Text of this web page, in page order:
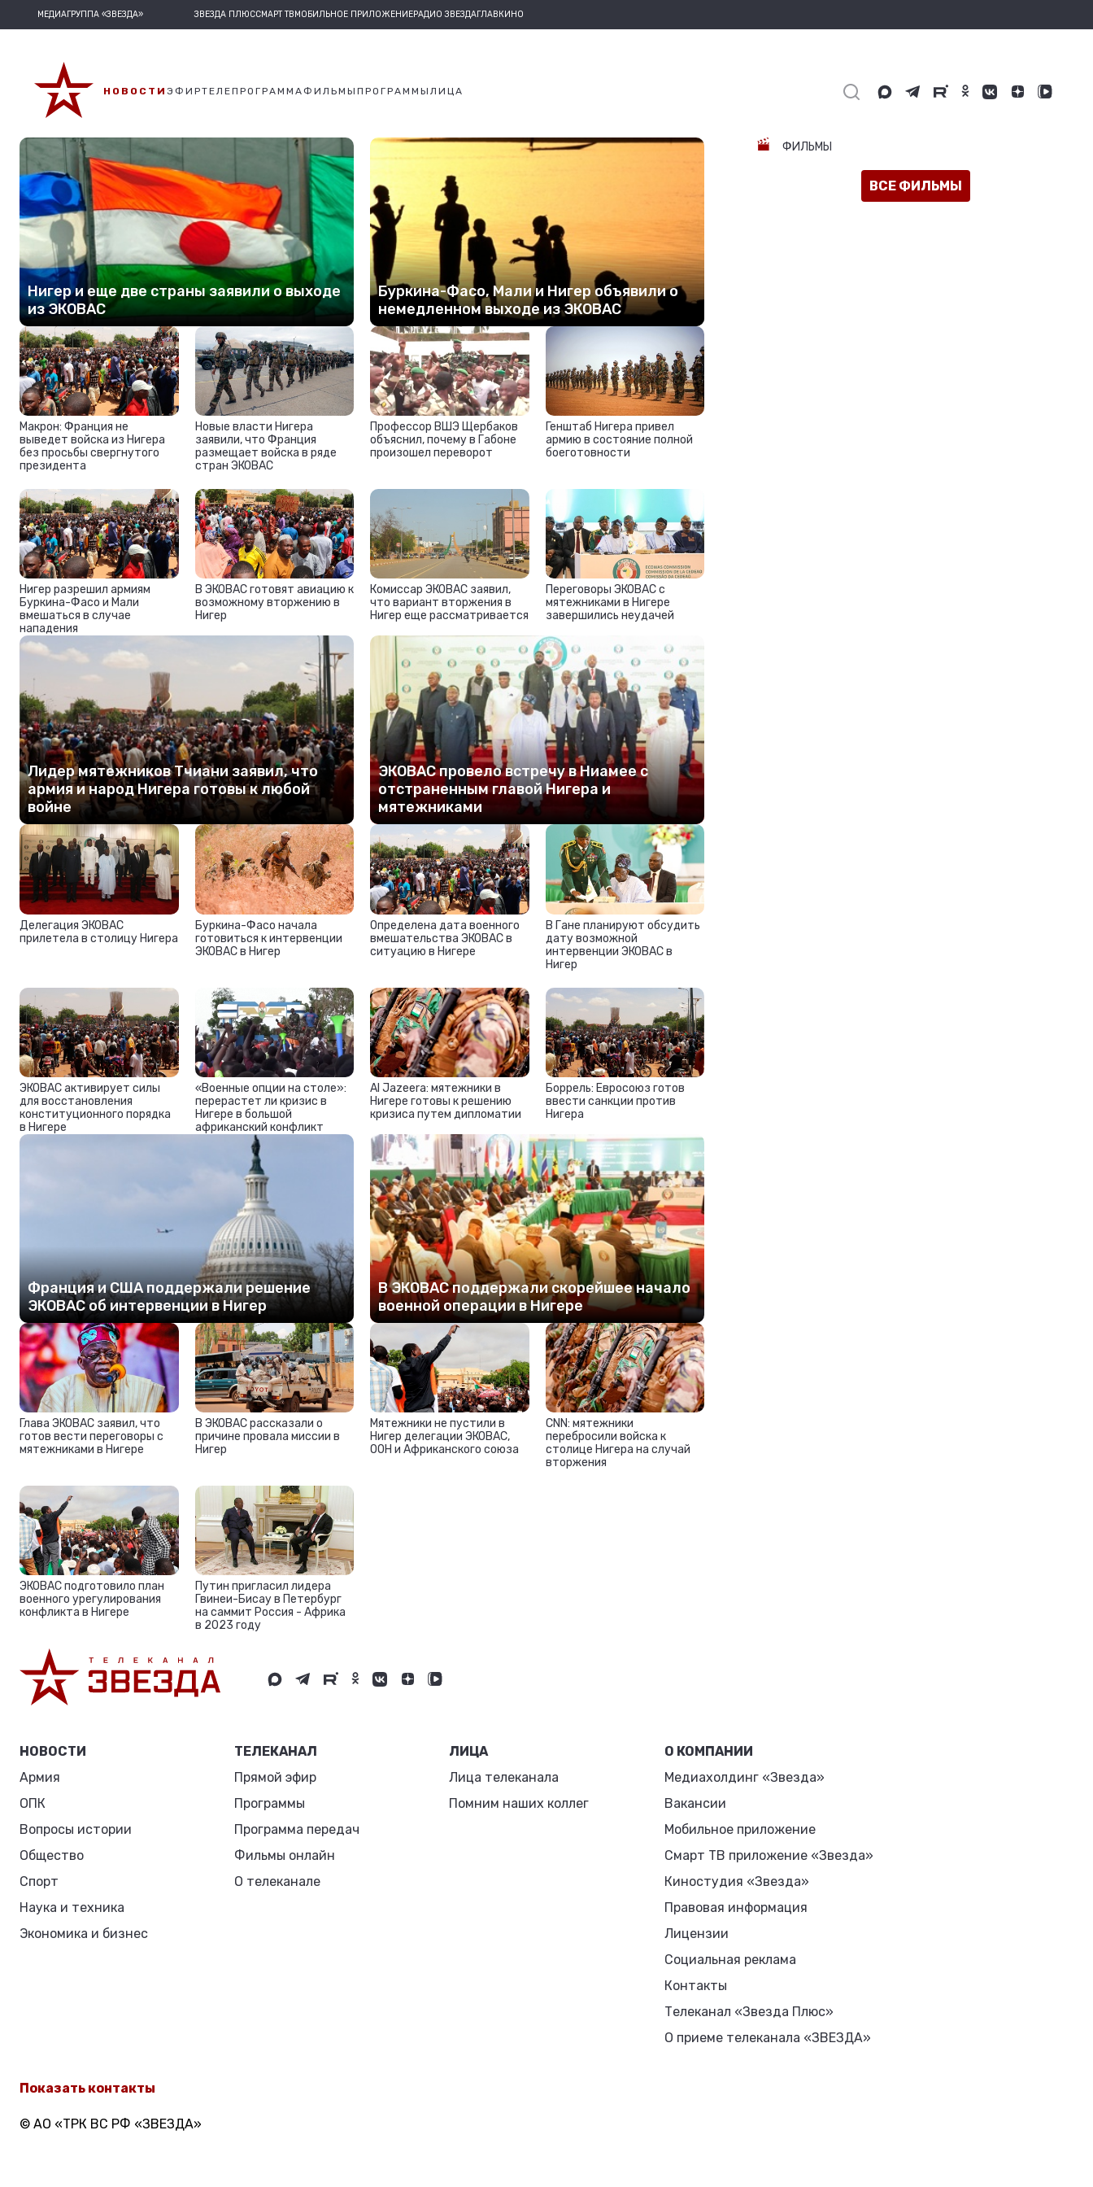
МЕДИАГРУППА «ЗВЕЗДА» ЗВЕЗДА ПЛЮССМАРТ ТВМОБИЛЬНОЕ ПРИЛОЖЕНИЕРАДИО ЗВЕЗДАГЛАВКИНО
НОВОСТИ ЭФИРТЕЛЕПРОГРАММАФИЛЬМЫ ПРОГРАММЫ ЛИЦА
Нигер и еще две страны заявили о выходе
из ЭКОВАС
Буркина-Фасо, Мали и Нигер объявили о
немедленном выходе из ЭКОВАС
Макрон: Франция не
выведет войска из Нигера
без просьбы свергнутого
президента
Новые власти Нигера
заявили, что Франция
размещает войска в ряде
стран ЭКОВАС
Профессор ВШЭ Щербаков
объяснил, почему в Габоне
произошел переворот
Генштаб Нигера привел
армию в состояние полной
боеготовности
Нигер разрешил армиям
Буркина-Фасо и Мали
вмешаться в случае
нападения
В ЭКОВАС готовят авиацию к
возможному вторжению в
Нигер
Комиссар ЭКОВАС заявил,
что вариант вторжения в
Нигер еще рассматривается
Переговоры ЭКОВАС с
мятежниками в Нигере
завершились неудачей
Лидер мятежников Тчиани заявил, что
армия и народ Нигера готовы к любой
войне
ЭКОВАС провело встречу в Ниамее с
отстраненным главой Нигера и
мятежниками
Делегация ЭКОВАС
прилетела в столицу Нигера
Буркина-Фасо начала
готовиться к интервенции
ЭКОВАС в Нигер
Определена дата военного
вмешательства ЭКОВАС в
ситуацию в Нигере
В Гане планируют обсудить
дату возможной
интервенции ЭКОВАС в
Нигер
ЭКОВАС активирует силы
для восстановления
конституционного порядка
в Нигере
«Военные опции на столе»:
перерастет ли кризис в
Нигере в большой
африканский конфликт
Al Jazeera: мятежники в
Нигере готовы к решению
кризиса путем дипломатии
Боррель: Евросоюз готов
ввести санкции против
Нигера
Франция и США поддержали решение
ЭКОВАС об интервенции в Нигер
В ЭКОВАС поддержали скорейшее начало
военной операции в Нигере
Глава ЭКОВАС заявил, что
готов вести переговоры с
мятежниками в Нигере
В ЭКОВАС рассказали о
причине провала миссии в
Нигер
Мятежники не пустили в
Нигер делегации ЭКОВАС,
ООН и Африканского союза
CNN: мятежники
перебросили войска к
столице Нигера на случай
вторжения
ЭКОВАС подготовило план
военного урегулирования
конфликта в Нигере
Путин пригласил лидера
Гвинеи-Бисау в Петербург
на саммит Россия - Африка
в 2023 году
ФИЛЬМЫ
ВСЕ ФИЛЬМЫ
НОВОСТИ
Армия
ОПК
Вопросы истории
Общество
Спорт
Наука и техника
Экономика и бизнес
ТЕЛЕКАНАЛ
Прямой эфир
Программы
Программа передач
Фильмы онлайн
О телеканале
ЛИЦА
Лица телеканала
Помним наших коллег
О КОМПАНИИ
Медиахолдинг «Звезда»
Вакансии
Мобильное приложение
Смарт ТВ приложение «Звезда»
Киностудия «Звезда»
Правовая информация
Лицензии
Социальная реклама
Контакты
Телеканал «Звезда Плюс»
О приеме телеканала «ЗВЕЗДА»
Показать контакты
© АО «ТРК ВС РФ «ЗВЕЗДА»